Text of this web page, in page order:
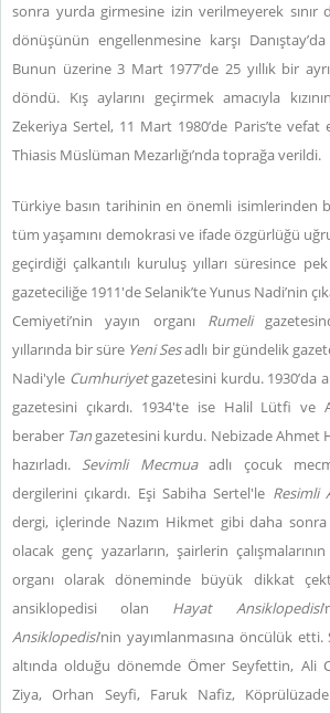
sonra yurda girmesine izin verilmeyerek sınır
dönüşünün engellenmesine karşı Danıştay’da
Bunun üzerine 3 Mart 1977’de 25 yıllık bir
döndü. Kış aylarını geçirmek amacıyla
Zekeriya Sertel, 11 Mart 1980’de Paris’te vefat
Thiasis Müslüman Mezarlığı’nda toprağa verildi.
Türkiye basın tarihinin en önemli isimlerinden
tüm yaşamını demokrasi ve ifade özgürlüğü
geçirdiği çalkantılı kuruluş yılları süresince
gazeteciliğe 1911'de Selanik’te Yunus Nadi’nin
Cemiyeti’nin yayın organı Rumeli
yıllarında bir süre Yeni Sesadlı bir gündelik
Nadi'yle Cumhuriyetgazetesini kurdu. 1930’da
gazetesini çıkardı. 1934'te ise Halil Lütfi ve
beraber Tan gazetesini kurdu. Nebizade Ahmet
hazırladı. Sevimli Mecmuaadlı çocuk
dergilerini çıkardı. Eşi Sabiha Sertel'le Resimli
dergi, içlerinde Nazım Hikmet gibi daha
olacak genç yazarların, şairlerin
organı olarak döneminde büyük dikkat
ansiklopedisi olan Hayat Ansiklopedisi
Ansiklopedisi’nin yayımlanmasına öncülük
altında olduğu dönemde Ömer Seyfettin, Ali
Ziya, Orhan Seyfi, Faruk Nafiz,